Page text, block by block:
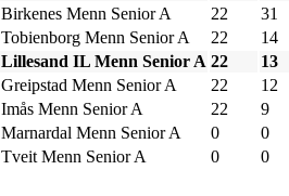
Birkenes Menn Senior A
22
31
Tobienborg Menn Senior A
22
14
Lillesand IL Menn Senior A 22
13
Greipstad Menn Senior A
22
12
Imås Menn Senior A
22
9
Marnardal Menn Senior A
0
0
Tveit Menn Senior A
0 0